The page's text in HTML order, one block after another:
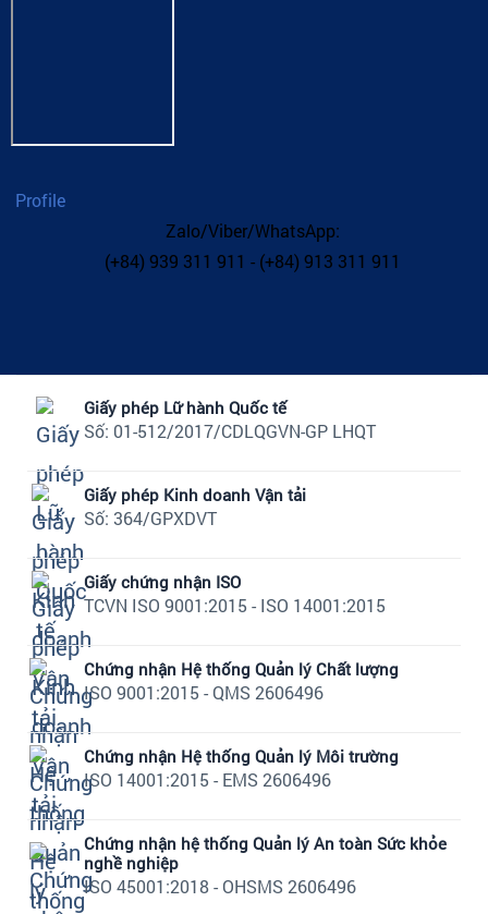
Profile
Zalo/Viber/WhatsApp:
(+84) 939 311 911 - (+84) 913 311 911
Giấy phép Lữ hành Quốc tế
Số: 01-512/2017/CDLQGVN-GP LHQT
Giấy phép Kinh doanh Vận tải
Số: 364/GPXDVT
Giấy chứng nhận ISO
TCVN ISO 9001:2015 - ISO 14001:2015
Chứng nhận Hệ thống Quản lý Chất lượng
ISO 9001:2015 - QMS 2606496
Chứng nhận Hệ thống Quản lý Môi trường
ISO 14001:2015 - EMS 2606496
Chứng nhận hệ thống Quản lý An toàn Sức khỏe
nghề nghiệp
ISO 45001:2018 - OHSMS 2606496